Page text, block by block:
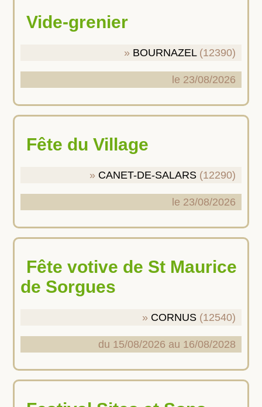
Vide-grenier
BOURNAZEL(12390)
le 23/08/2026
Fête du Village
CANET-DE-SALARS (12290)
le 23/08/2026
Fête votive de St Maurice
de Sorgues
CORNUS (12540)
du 15/08/2026 au 16/08/2028